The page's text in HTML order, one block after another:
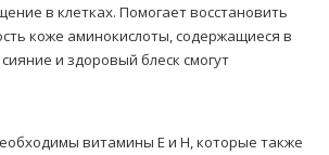
в клетках. Помогает восстановить
коже аминокислоты, содержащиеся в
и здоровый блеск смогут
витамины Е и Н, которые также